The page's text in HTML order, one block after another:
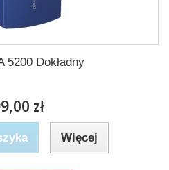
5200 Dokładny
zł
Więcej